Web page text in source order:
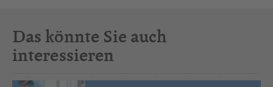
Das könnte Sie auch
interessieren